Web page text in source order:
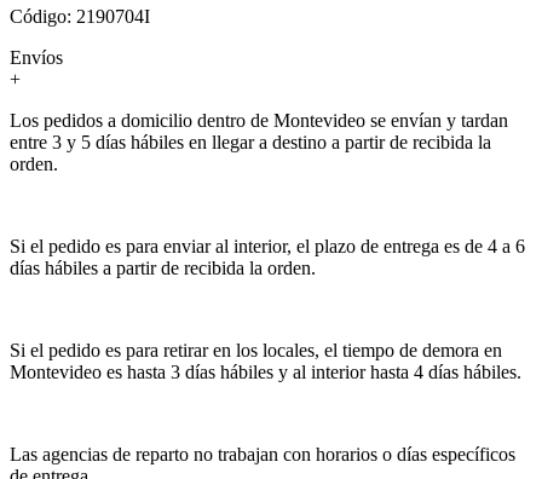
Código: 2190704I
Envíos
+
Los pedidos a domicilio dentro de Montevideo se envían y tardan
entre 3 y 5 días hábiles en llegar a destino a partir de recibida la
orden.
Si el pedido es para enviar al interior, el plazo de entrega es de 4 a 6
días hábiles a partir de recibida la orden.
Si el pedido es para retirar en los locales, el tiempo de demora en
Montevideo es hasta 3 días hábiles y al interior hasta 4 días hábiles.
Las agencias de reparto no trabajan con horarios o días específicos